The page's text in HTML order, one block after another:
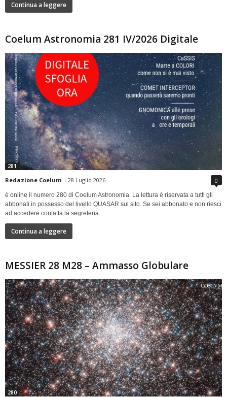
Continua a leggere
Coelum Astronomia 281 IV/2026 Digitale
281
Redazione Coelum - 28 Luglio 2026 0
è online il numero 280 di Coelum Astronomia. La lettura è riservata a tutti gli
abbonati in possesso del livello QUASAR sul sito. Se sei abbonato e non riesci
ad accedere contatta la segreteria.
Continua a leggere
MESSIER 28 M28 – Ammasso Globulare
280